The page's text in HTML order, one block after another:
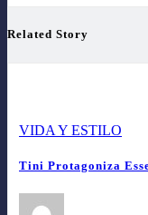
Related Story
VIDA Y ESTILO
Tini Protagoniza